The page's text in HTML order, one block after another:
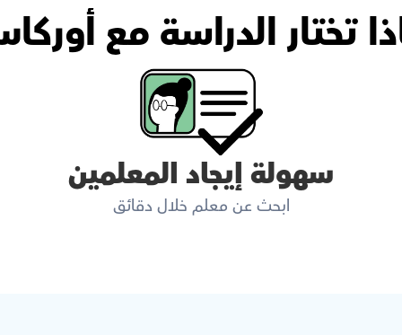
تختار الدراسة مع
سهولة إيجاد المعلمين
ابحث عن معلم خلال دقائق